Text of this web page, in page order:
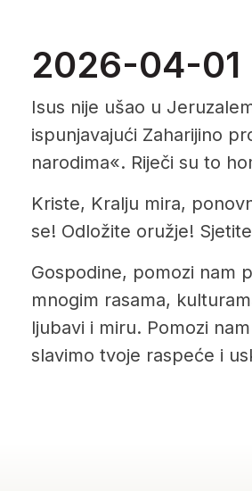
2026-04-01
Isus nije ušao u
ispunjavajući Zaharijino
narodima«. Riječi su to
Kriste, Kralju mira,
se! Odložite oružje!
Gospodine, pomozi nam
mnogim rasama,
ljubavi i miru. Pomozi
slavimo tvoje raspeće i